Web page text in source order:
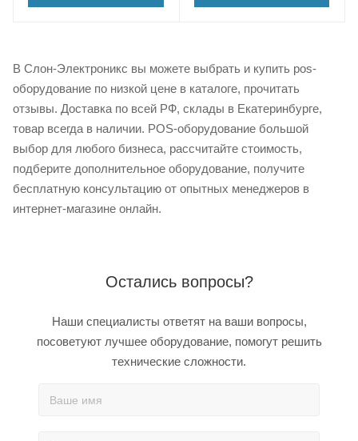
В Слон-Электроникс вы можете выбрать и купить pos-
оборудование по низкой цене в каталоге, прочитать
отзывы. Доставка по всей РФ, склады в Екатеринбурге,
товар всегда в наличии. POS-оборудование большой
выбор для любого бизнеса, рассчитайте стоимость,
подберите дополнительное оборудование, получите
бесплатную консультацию от опытных менеджеров в
интернет-магазине онлайн.
Остались вопросы?
Наши специалисты ответят на ваши вопросы,
посоветуют лучшее оборудование, помогут решить
технические сложности.